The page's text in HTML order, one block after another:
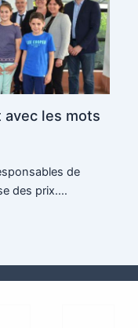
les mots
de
des prix.…